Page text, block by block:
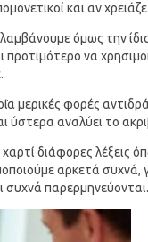
και αν
όμως την
προτιμότερο να
μερικές φορές
ύστερα αναλύει το
διάφορες λέξεις
αρκετά συχνά,
συχνά παρερμηνεύονται.